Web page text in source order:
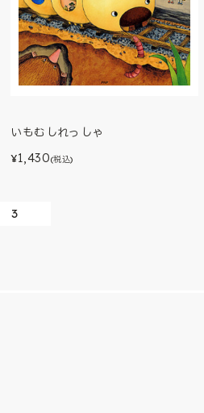
いもむしれっしゃ
¥1,430(税込)
3